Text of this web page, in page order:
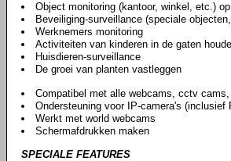
Object monitoring (kantoor, winkel, etc.)
Beveiliging-surveillance (speciale
Werknemers monitoring
Activiteiten van kinderen in de gaten
Huisdieren-surveillance
De groei van planten vastleggen
Compatibel met alle webcams, cctv
Ondersteuning voor IP-camera's
Werkt met world webcams
Schermafdrukken maken
SPECIALE FEATURES